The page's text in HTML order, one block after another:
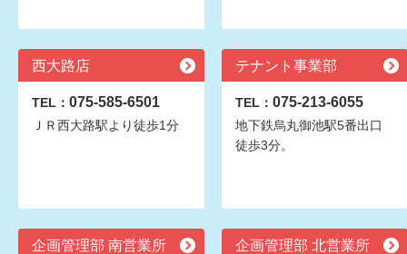
西大路店
TEL： 075-585-6501
ＪＲ西大路駅より徒歩1分
テナント事業部
TEL： 075-213-6055
地下鉄烏丸御池駅5番出口
徒歩3分。
企画管理部 南営業所 企画管理部 北営業所